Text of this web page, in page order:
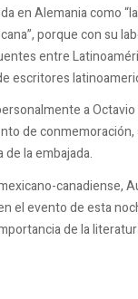
en Alemania como
porque con su
entre
escritores
a
de conmemoración,
la embajada.
canadiense,
el evento de esta
de la